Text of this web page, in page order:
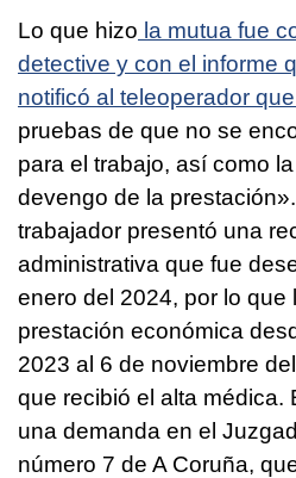
Lo que hizo la mutua fue
detective y con el informe
notificó al teleoperador
pruebas de que no se
para el trabajo, así como
devengo de la
trabajador presentó una
administrativa que fue
enero del 2024, por lo que
prestación económica
2023 al 6 de noviembre
que recibió el alta médica.
una demanda en el
número 7 de A Coruña,